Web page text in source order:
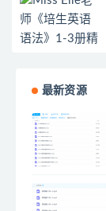
最新资源